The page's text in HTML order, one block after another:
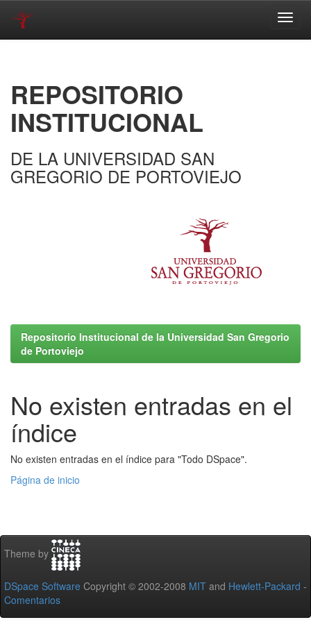
REPOSITORIO
INSTITUCIONAL
DE LA UNIVERSIDAD SAN
GREGORIO DE PORTOVIEJO
Repositorio Institucional de la Universidad San Gregorio
de Portoviejo
No existen entradas en el
índice
No existen entradas en el índice para "Todo DSpace".
Página de inicio
Theme by
DSpace Software Copyright © 2002-2008 MIT and Hewlett-Packard -
Comentarios